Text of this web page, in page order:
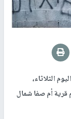
الثلاثاء،
قرية أم صفا شمال